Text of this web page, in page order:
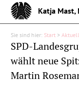
Katja Mast,
Meine Arbeit im
Meine Arbeit vor Ort
Sie sind hier: Start >
SPD-
wählt neue
Martin